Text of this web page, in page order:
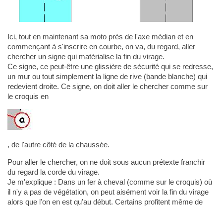
Ici, tout en maintenant sa moto près de l'axe médian et en
commençant à s'inscrire en courbe, on va, du regard, aller
chercher un signe qui matérialise la fin du virage.
Ce signe, ce peut-être une glissière de sécurité qui se redresse,
un mur ou tout simplement la ligne de rive (bande blanche) qui
redevient droite. Ce signe, on doit aller le chercher comme sur
le croquis en
, de l'autre côté de la chaussée.
Pour aller le chercher, on ne doit sous aucun prétexte franchir
du regard la corde du virage.
Je m'explique : Dans un fer à cheval (comme sur le croquis) où
il n'y a pas de végétation, on peut aisément voir la fin du virage
alors que l'on en est qu'au début. Certains profitent même de